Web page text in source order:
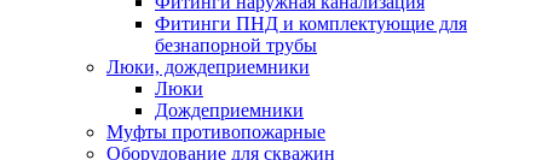
Фитинги ПНД и комплектующие для
безнапорной трубы
Люки, дождеприемники
Люки
Дождеприемники
Муфты противопожарные
Оборудование для скважин